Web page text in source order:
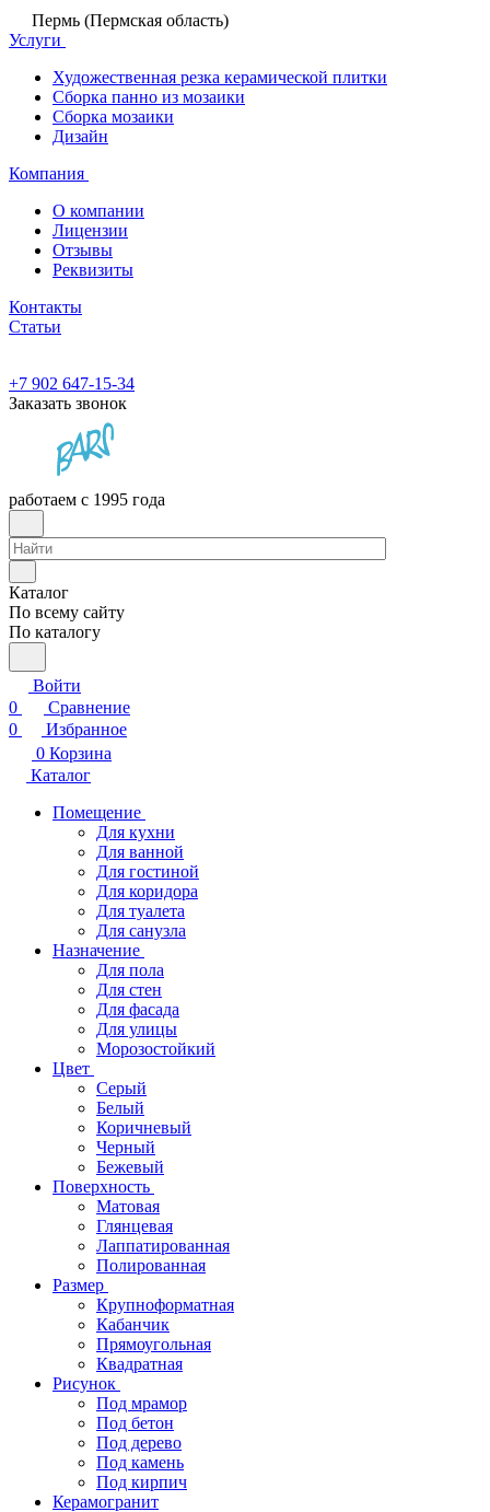
Пермь (Пермская область)
Услуги
Художественная резка керамической плитки
Сборка панно из мозаики
Сборка мозаики
Дизайн
Компания
О компании
Лицензии
Отзывы
Реквизиты
Контакты
Статьи
+7 902 647-15-34
Заказать звонок
работаем с 1995 года
Каталог
По всему сайту
По каталогу
Войти
0
Сравнение
0
Избранное
0 Корзина
Каталог
Помещение
Для кухни
Для ванной
Для гостиной
Для коридора
Для туалета
Для санузла
Назначение
Для пола
Для стен
Для фасада
Для улицы
Морозостойкий
Цвет
Серый
Белый
Коричневый
Черный
Бежевый
Поверхность
Матовая
Глянцевая
Лаппатированная
Полированная
Размер
Крупноформатная
Кабанчик
Прямоугольная
Квадратная
Рисунок
Под мрамор
Под бетон
Под дерево
Под камень
Под кирпич
Керамогранит